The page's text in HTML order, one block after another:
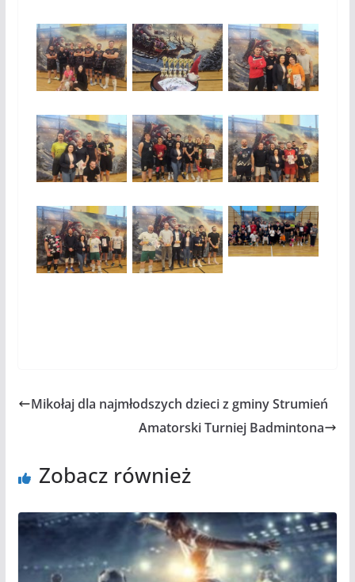
Mikołaj dla najmłodszych dzieci z gminy Strumień
Amatorski Turniej Badmintona
Zobacz również